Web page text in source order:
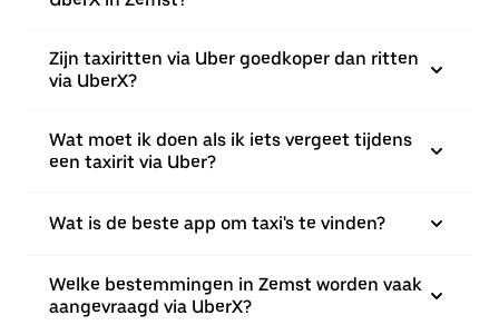
Zijn taxiritten via Uber goedkoper dan ritten
via UberX?
Wat moet ik doen als ik iets vergeet tijdens
een taxirit via Uber?
Wat is de beste app om taxi's te vinden?
Welke bestemmingen in Zemst worden vaak
aangevraagd via UberX?